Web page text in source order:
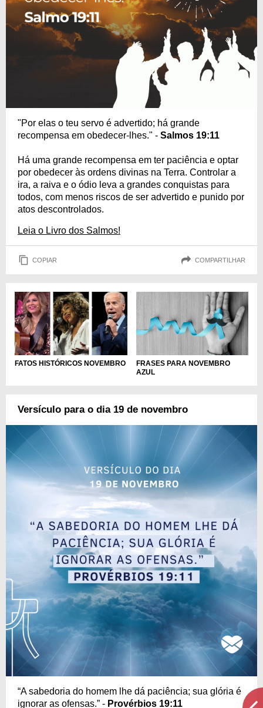
"Por elas o teu servo é advertido; há grande
recompensa em obedecer-lhes." - Salmos 19:11
Há uma grande recompensa em ter paciência e optar
por obedecer às ordens divinas na Terra. Controlar a
ira, a raiva e o ódio leva a grandes conquistas para
todos, com menos riscos de ser advertido e punido por
atos descontrolados.
Leia o Livro dos Salmos!
COPIAR COMPARTILHAR
FATOS HISTÓRICOS NOVEMBRO
FRASES PARA NOVEMBRO
AZUL
Versículo para o dia 19 de novembro
“A sabedoria do homem lhe dá paciência; sua glória é
ignorar as ofensas.” - Provérbios 19:11